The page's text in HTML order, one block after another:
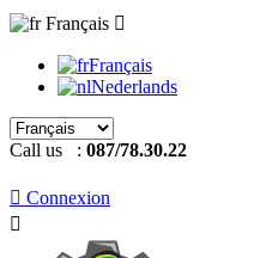
Français 
Français
Nederlands
Call us : 087/78.30.22
 Connexion
